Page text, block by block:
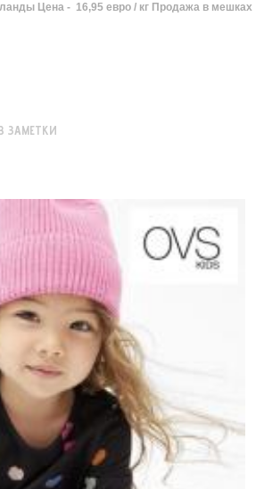
Цена - 16,95 евро / кг Продажа в мешках
ЗАМЕТКИ